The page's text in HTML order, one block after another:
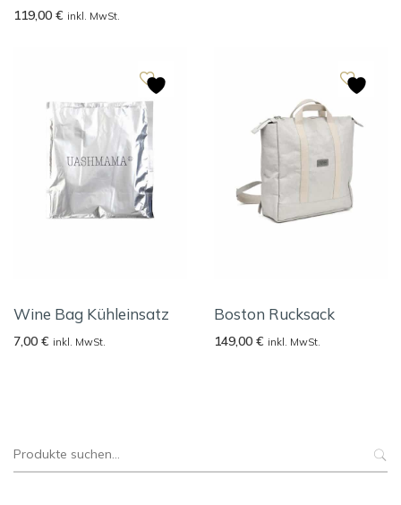
119,00 € inkl. MwSt.
Wine Bag Kühleinsatz
7,00 € inkl. MwSt.
Boston Rucksack
149,00 € inkl. MwSt.
Suche